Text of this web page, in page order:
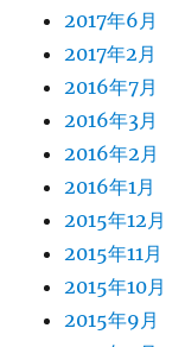
2017年6月
2017年2月
2016年7月
2016年3月
2016年2月
2016年1月
2015年12月
2015年11月
2015年10月
2015年9月